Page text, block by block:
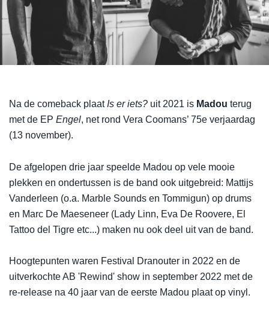
Na de comeback plaat Is er iets? uit 2021 is Madou terug
met de EP Engel, net rond Vera Coomans’ 75e verjaardag
(13 november).
De afgelopen drie jaar speelde Madou op vele mooie
plekken en ondertussen is de band ook uitgebreid: Mattijs
Vanderleen (o.a. Marble Sounds en Tommigun) op drums
en Marc De Maeseneer (Lady Linn, Eva De Roovere, El
Tattoo del Tigre etc...) maken nu ook deel uit van de band.
Hoogtepunten waren Festival Dranouter in 2022 en de
uitverkochte AB 'Rewind' show in september 2022 met de
re-release na 40 jaar van de eerste Madou plaat op vinyl.